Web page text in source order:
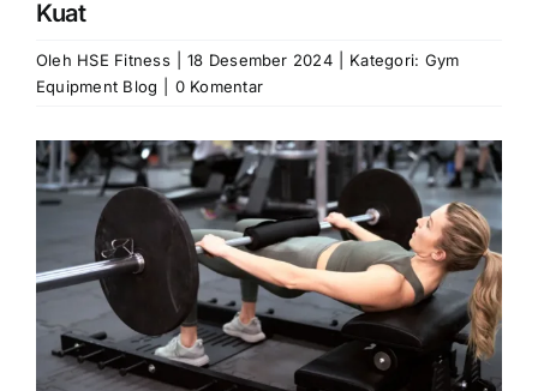
Kuat
Oleh HSE Fitness 18 Desember 2024 Kategori: Gym
Equipment Blog
0 Komentar
Lihat
Gambar